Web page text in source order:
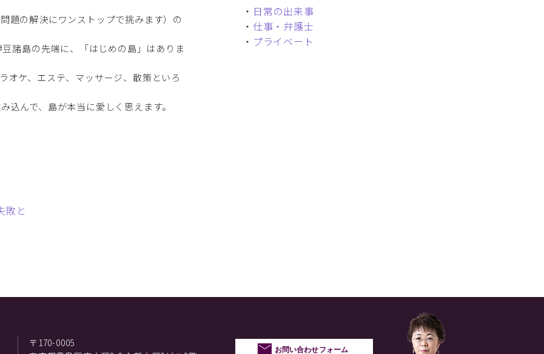
題の解決にワンストップで挑みます）の
諸島の先端に、「はじめの島」はありま
オケ、エステ、マッサージ、散策といろ
込んで、島が本当に愛しく思えます。
敗と
・ 日常の出来事
・ 仕事・弁護士
・ プライベート
〒170-0005
お問い合わせフォーム